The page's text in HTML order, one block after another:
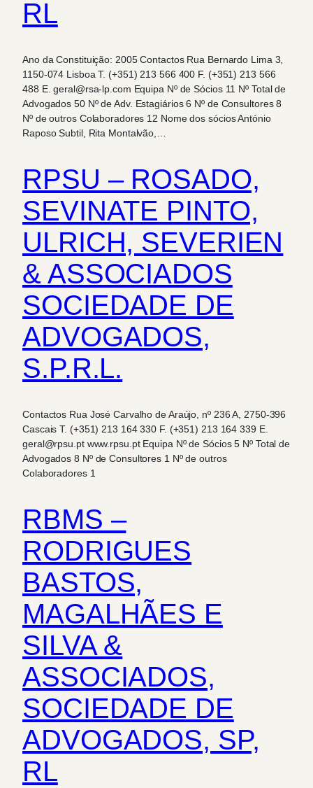
RL
Ano da Constituição: 2005 Contactos Rua Bernardo Lima 3,
1150-074 Lisboa T. (+351) 213 566 400 F. (+351) 213 566
488 E. geral@rsa-lp.com Equipa Nº de Sócios 11 Nº Total de
Advogados 50 Nº de Adv. Estagiários 6 Nº de Consultores 8
Nº de outros Colaboradores 12 Nome dos sócios António
Raposo Subtil, Rita Montalvão,…
RPSU – ROSADO,
SEVINATE PINTO,
ULRICH, SEVERIEN
& ASSOCIADOS
SOCIEDADE DE
ADVOGADOS,
S.P.R.L.
Contactos Rua José Carvalho de Araújo, nº 236 A, 2750-396
Cascais T. (+351) 213 164 330 F. (+351) 213 164 339 E.
geral@rpsu.pt www.rpsu.pt Equipa Nº de Sócios 5 Nº Total de
Advogados 8 Nº de Consultores 1 Nº de outros
Colaboradores 1
RBMS –
RODRIGUES
BASTOS,
MAGALHÃES E
SILVA &
ASSOCIADOS,
SOCIEDADE DE
ADVOGADOS, SP,
RL